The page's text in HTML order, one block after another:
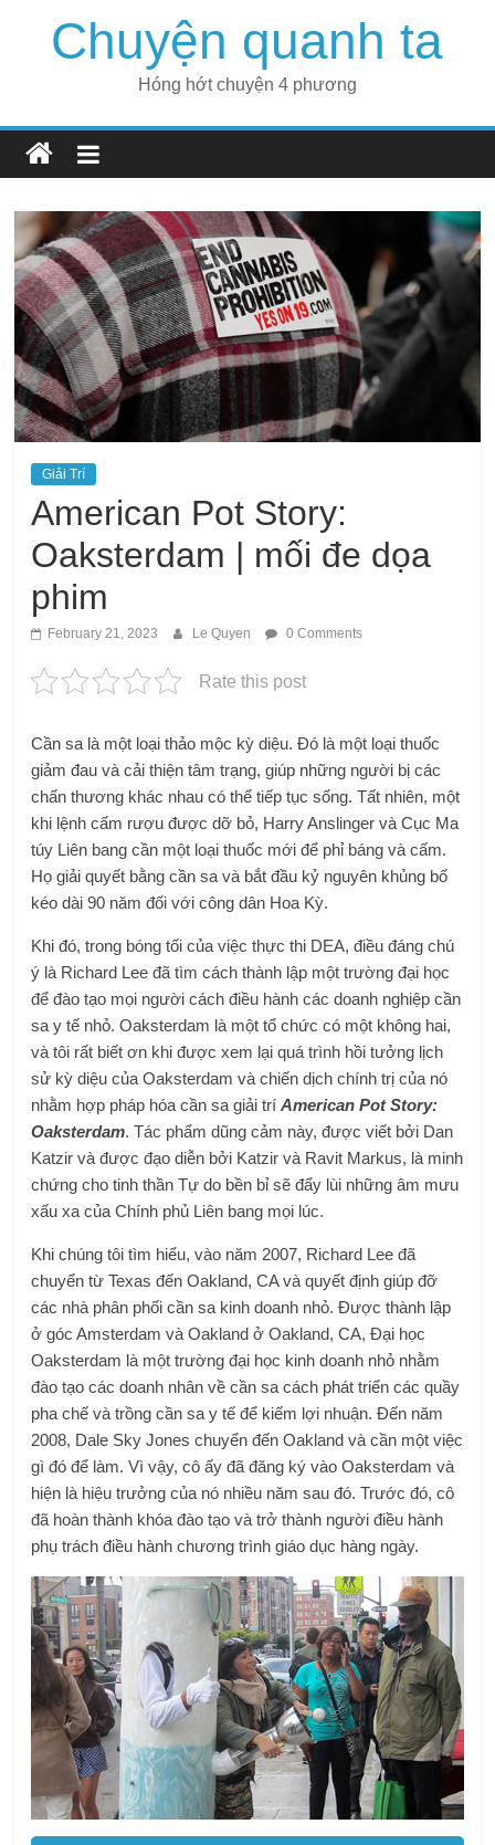
Chuyện quanh ta
Hóng hớt chuyện 4 phương
Giải Trí
American Pot Story:
Oaksterdam | mối đe dọa
phim
February 21, 2023 Le Quyen 0 Comments
Rate this post
Cần sa là một loại thảo mộc kỳ diệu. Đó là một loại thuốc
giảm đau và cải thiện tâm trạng, giúp những người bị các
chấn thương khác nhau có thể tiếp tục sống. Tất nhiên, một
khi lệnh cấm rượu được dỡ bỏ, Harry Anslinger và Cục Ma
túy Liên bang cần một loại thuốc mới để phỉ báng và cấm.
Họ giải quyết bằng cần sa và bắt đầu kỷ nguyên khủng bố
kéo dài 90 năm đối với công dân Hoa Kỳ.
Khi đó, trong bóng tối của việc thực thi DEA, điều đáng chú
ý là Richard Lee đã tìm cách thành lập một trường đại học
để đào tạo mọi người cách điều hành các doanh nghiệp cần
sa y tế nhỏ. Oaksterdam là một tổ chức có một không hai,
và tôi rất biết ơn khi được xem lại quá trình hồi tưởng lịch
sử kỳ diệu của Oaksterdam và chiến dịch chính trị của nó
nhằm hợp pháp hóa cần sa giải tríAmerican Pot Story:
Oaksterdam. Tác phẩm dũng cảm này, được viết bởi Dan
Katzir và được đạo diễn bởi Katzir và Ravit Markus, là minh
chứng cho tinh thần Tự do bền bỉ sẽ đẩy lùi những âm mưu
xấu xa của Chính phủ Liên bang mọi lúc.
Khi chúng tôi tìm hiểu, vào năm 2007, Richard Lee đã
chuyển từ Texas đến Oakland, CA và quyết định giúp đỡ
các nhà phân phối cần sa kinh doanh nhỏ. Được thành lập
ở góc Amsterdam và Oakland ở Oakland, CA, Đại học
Oaksterdam là một trường đại học kinh doanh nhỏ nhằm
đào tạo các doanh nhân về cần sa cách phát triển các quầy
pha chế và trồng cần sa y tế để kiếm lợi nhuận. Đến năm
2008, Dale Sky Jones chuyển đến Oakland và cần một việc
gì đó để làm. Vì vậy, cô ấy đã đăng ký vào Oaksterdam và
hiện là hiệu trưởng của nó nhiều năm sau đó. Trước đó, cô
đã hoàn thành khóa đào tạo và trở thành người điều hành
phụ trách điều hành chương trình giáo dục hàng ngày.